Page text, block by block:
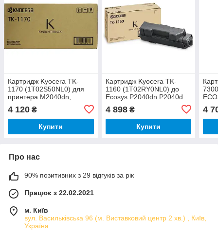
Картридж Kyocera TK-
1170 (1T02S50NL0) для
принтера M2040dn,
M2640idw
4 120 ₴
Купити
Картридж Kyocera TK-
1160 (1T02RY0NL0) до
Ecosys P2040dn P2040d
4 898₴
Купити
4
Про нас
90% позитивних з 29 відгуків за рік
Працює з 22.02.2021
м. Київ
вул. Васильківська 96 (м. Виставковий центр 2 хв.) , Київ,
Україна